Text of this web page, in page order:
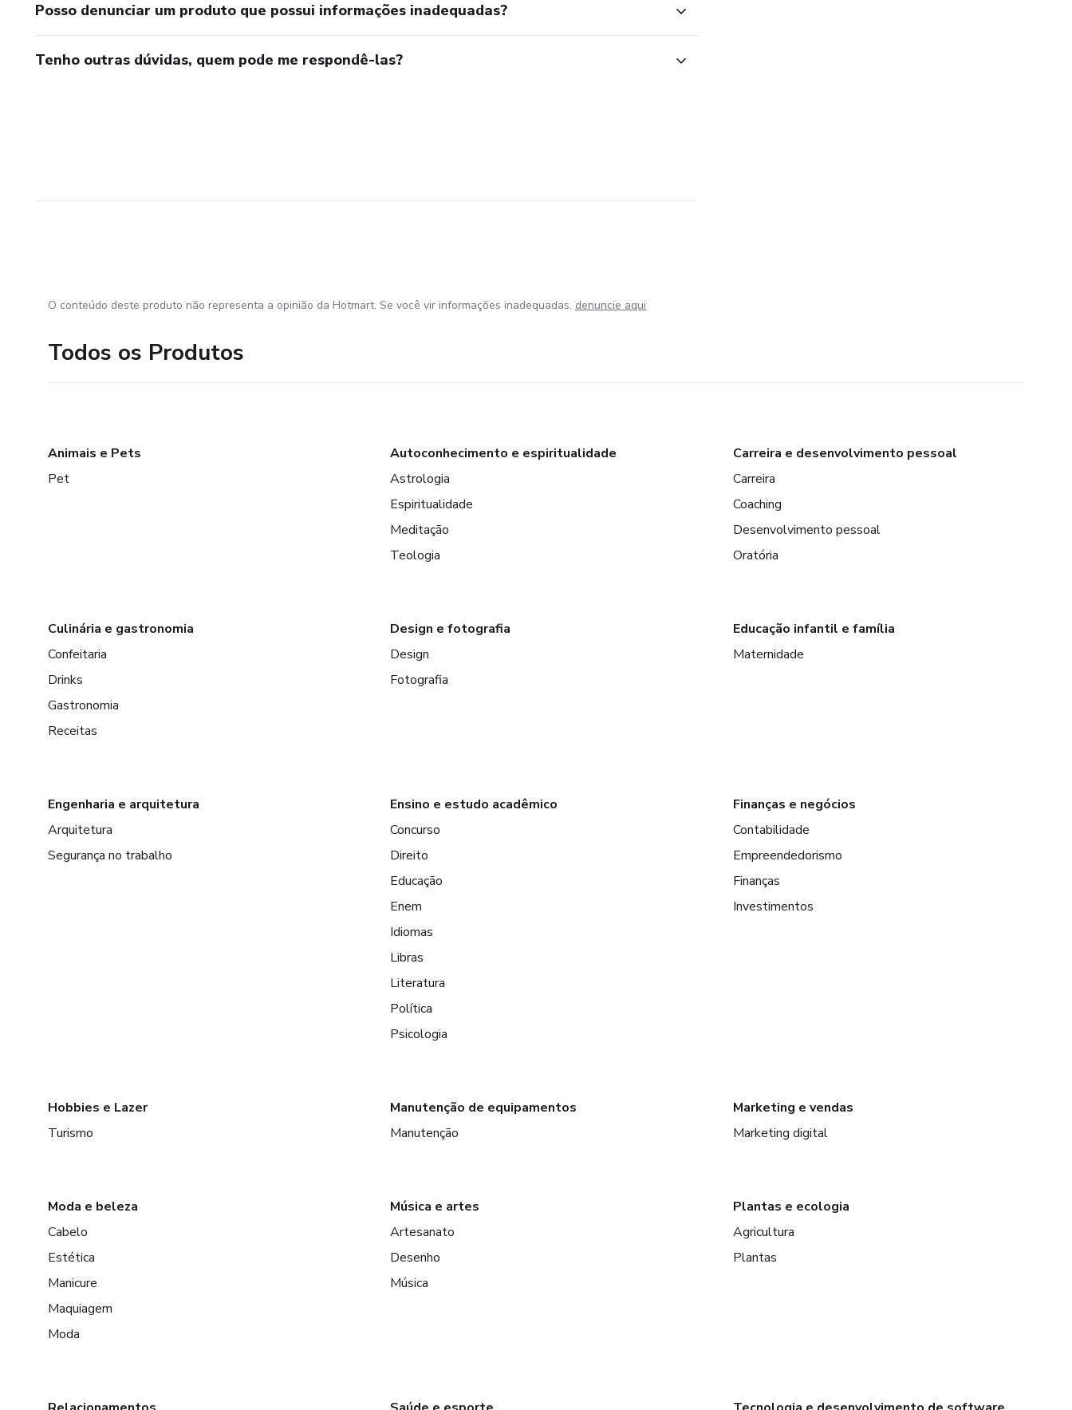
Posso denunciar um produto que possui informações inadequadas?
Tenho outras dúvidas, quem pode me respondê-las?
O conteúdo deste produto não representa a opinião da Hotmart. Se você vir informações inadequadas, denuncie aqui
Todos os Produtos
Animais e Pets
Pet
Autoconhecimento e espiritualidade
Astrologia
Espiritualidade
Meditação
Teologia
Carreira e desenvolvimento pessoal
Carreira
Coaching
Desenvolvimento pessoal
Oratória
Culinária e gastronomia
Confeitaria
Drinks
Gastronomia
Receitas
Design e fotografia
Design
Fotografia
Educação infantil e família
Maternidade
Engenharia e arquitetura
Arquitetura
Segurança no trabalho
Ensino e estudo acadêmico
Concurso
Direito
Educação
Enem
Idiomas
Libras
Literatura
Política
Psicologia
Finanças e negócios
Contabilidade
Empreendedorismo
Finanças
Investimentos
Hobbies e Lazer
Turismo
Manutenção de equipamentos
Manutenção
Marketing e vendas
Marketing digital
Moda e beleza
Cabelo
Estética
Manicure
Maquiagem
Moda
Música e artes
Artesanato
Desenho
Música
Plantas e ecologia
Agricultura
Plantas